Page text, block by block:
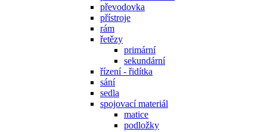
převodovka
přístroje
rám
řetězy
primární
sekundární
řízení - řidítka
sání
sedla
spojovací materiál
matice
podložky